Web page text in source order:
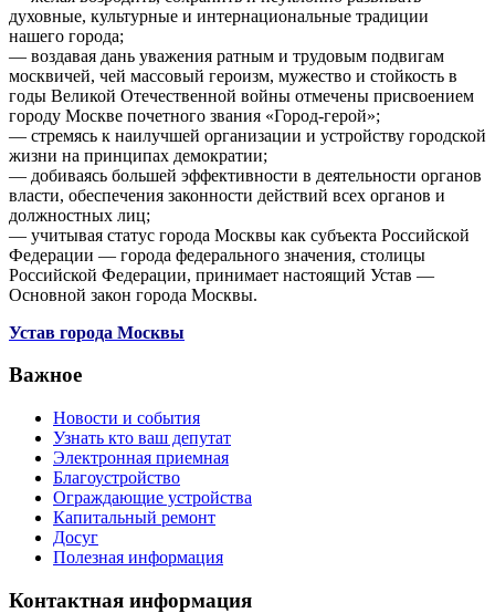
духовные, культурные и интернациональные традиции
нашего города;
— воздавая дань уважения ратным и трудовым подвигам
москвичей, чей массовый героизм, мужество и стойкость в
годы Великой Отечественной войны отмечены присвоением
городу Москве почетного звания «Город-герой»;
— стремясь к наилучшей организации и устройству городской
жизни на принципах демократии;
— добиваясь большей эффективности в деятельности органов
власти, обеспечения законности действий всех органов и
должностных лиц;
— учитывая статус города Москвы как субъекта Российской
Федерации — города федерального значения, столицы
Российской Федерации, принимает настоящий Устав —
Основной закон города Москвы.
Устав города Москвы
Важное
Новости и события
Узнать кто ваш депутат
Электронная приемная
Благоустройство
Ограждающие устройства
Капитальный ремонт
Досуг
Полезная информация
Контактная информация